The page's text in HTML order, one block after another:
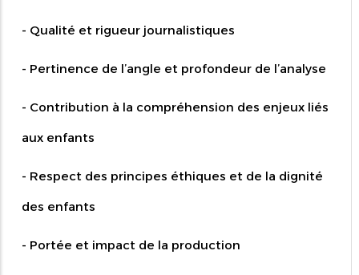
- Qualité et rigueur journalistiques
- Pertinence de l’angle et profondeur de l’analyse
- Contribution à la compréhension des enjeux liés
aux enfants
- Respect des principes éthiques et de la dignité
des enfants
- Portée et impact de la production